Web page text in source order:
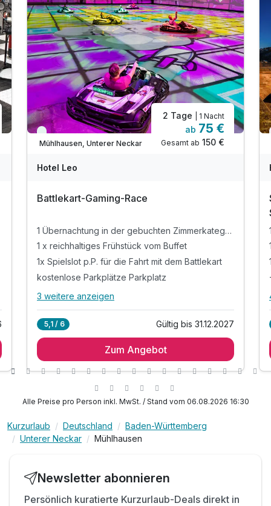
Immer verfügbar
Mühlhausen, Unterer Neckar
2 Tage | 1 Nacht
ab 75 €
Gesamt ab 150 €
Hotel Leo
Battlekart-Gaming-Race
1 Übernachtung in der gebuchten Zimmerkategorie
1 x reichhaltiges Frühstück vom Buffet
1x Spielslot p.P. für die Fahrt mit dem Battlekart
kostenlose Parkplätze Parkplatz
Alle Inklusivleistungen
Zimmerkategorie
1 x reichhaltiges Frühstück vom Buffet
kostenlose Parkplätze Parkplatz
Die Battlekart-Arena ist ca.15 Min. (PKW) entfernt
Die Mindest-Körpergröße ist zwingend 1,45m
3 weitere anzeigen
5,1 / 6 Gültig bis 31.12.2027
Zum Angebot
Alle Preise pro Person inkl. MwSt. / Stand vom 06.08.2026 16:30
Kurzurlaub Deutschland
Baden-Württemberg
Unterer Neckar
Mühlhausen
Newsletter abonnieren
Persönlich kuratierte Kurzurlaub-Deals direkt in